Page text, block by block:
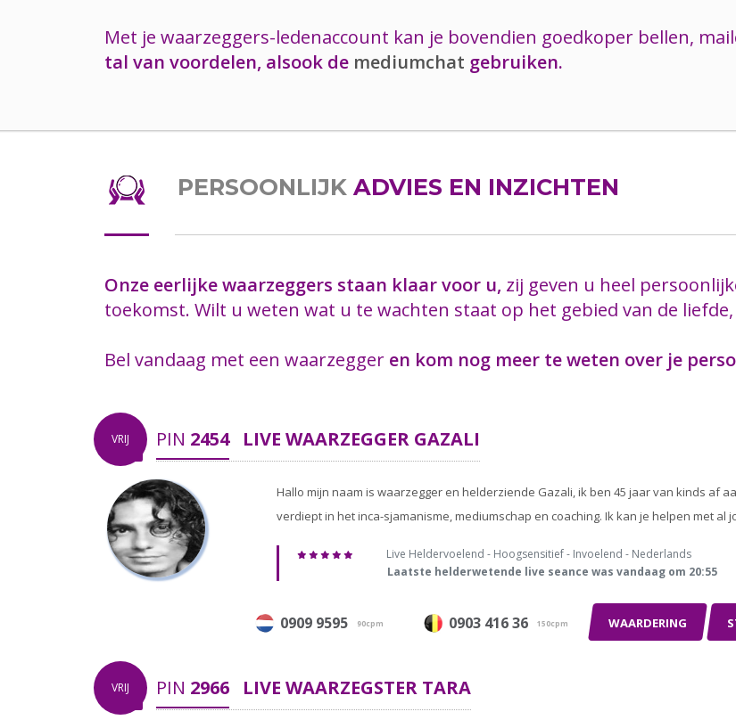
Met je waarzeggers-ledenaccount kan je bovendien goedkoper bellen,
tal van voordelen, alsook de mediumchat gebruiken.
PERSOONLIJK ADVIES EN INZICHTEN
Onze eerlijke waarzeggers staan klaar voor u, zij geven u heel
toekomst. Wilt u weten wat u te wachten staat op het gebied van de
Bel vandaag met een waarzegger en kom nog meer te weten over je
VRIJ PIN 2454 LIVE WAARZEGGERGAZALI
Hallo mijn naam is waarzegger en helderziende Gazali, ik ben 45 jaar van kinds af
verdiept in het inca-sjamanisme, mediumschap en coaching. Ik kan je helpen met
Live Heldervoelend - Hoogsensitief - Invoelend - Nederlands
Laatste helderwetende live seance was vandaag om 20:55
0909 9595 90cpm 0903 416 36 150cpm WAARDERING
VRIJ PIN 2966 LIVE WAARZEGSTERTARA